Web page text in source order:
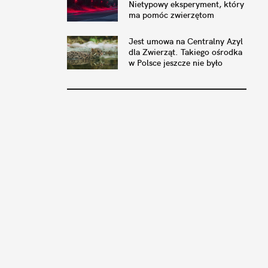
Nietypowy eksperyment, który
ma pomóc zwierzętom
Jest umowa na Centralny Azyl
dla Zwierząt. Takiego ośrodka
w Polsce jeszcze nie było